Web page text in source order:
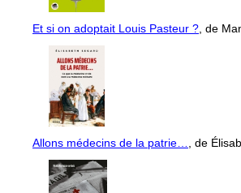
Et si on adoptait Louis Pasteur ? , de
Allons médecins de la patrie… , de